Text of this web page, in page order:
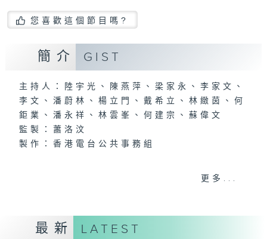
您喜歡這個節目嗎?
簡介 GIST
主持人：陸宇光、陳燕萍、梁家永、李家文、
李文、潘蔚林、楊立門、戴希立、林緻茵、何
鉅業、潘永祥、林雲峯、何建宗、蘇偉文
監製：蕭洛汶
製作：香港電台公共事務組
香港電台公共事務組
讚好Like「
RTHK 香港電台公共事務組
更多...
最新 LATEST